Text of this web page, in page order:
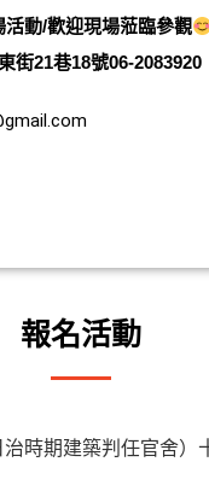
動/歡迎現場蒞臨參觀
街21巷18號06-2083920
報名活動